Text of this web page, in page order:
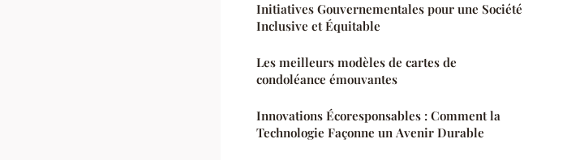
Initiatives Gouvernementales pour une Société
Inclusive et Équitable
Les meilleurs modèles de cartes de
condoléance émouvantes
Innovations Écoresponsables : Comment la
Technologie Façonne un Avenir Durable